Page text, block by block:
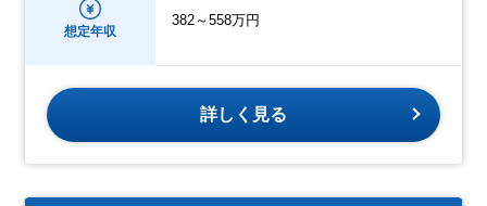
想定年収
382～558万円
詳しく見る